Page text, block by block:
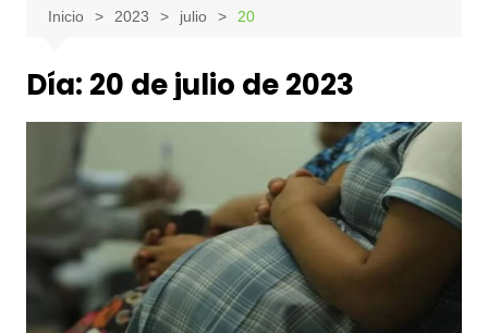
Inicio 2023 julio 20
Día: 20 de julio de 2023